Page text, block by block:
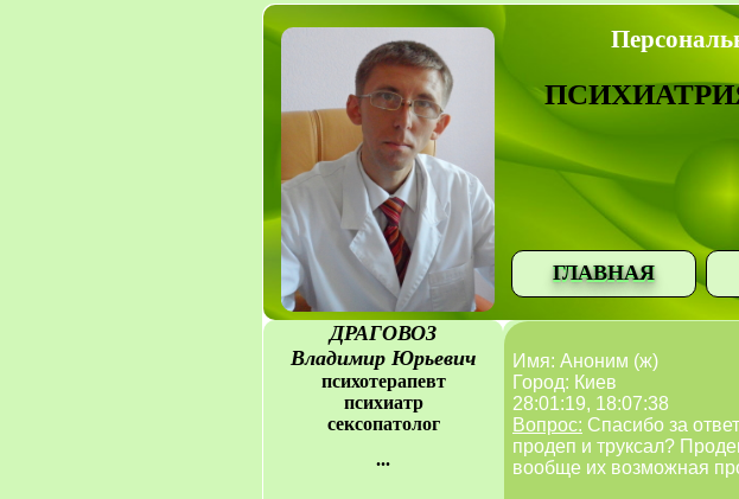
ГЛАВНАЯ
ДРАГОВОЗ
Владимир Юрьевич
психотерапевт
психиатр
сексопатолог
...
Имя: Аноним (ж)
Город: Киев
28:01:19, 18:07:38
Вопрос: Спасибо за
продеп и труксал?
вообще их возможная